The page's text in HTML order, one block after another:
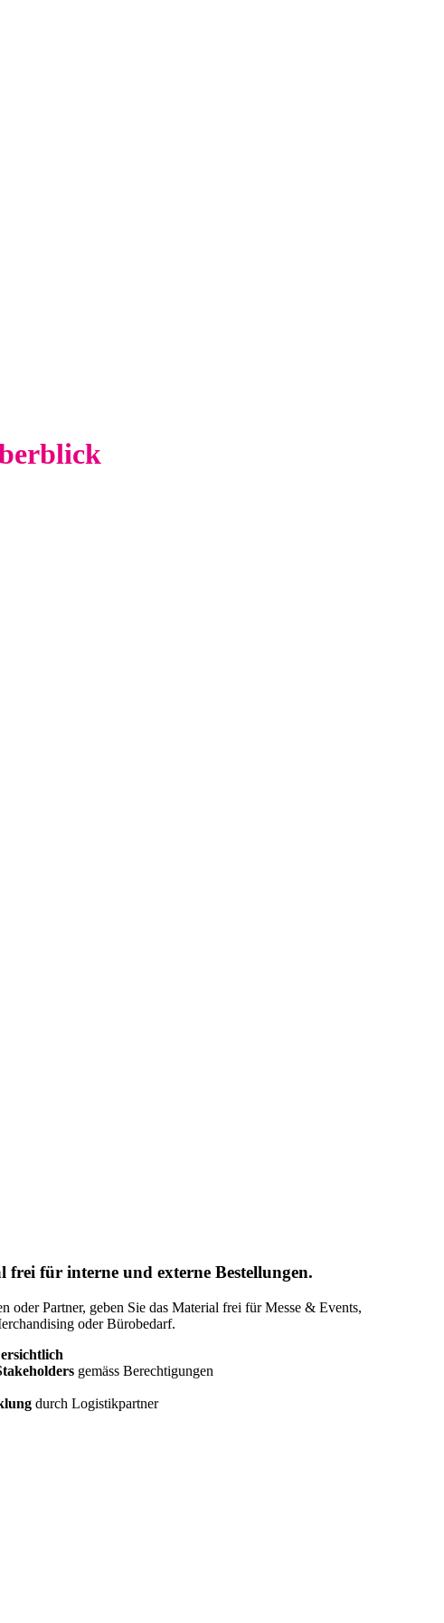
frei für interne und externe Bestellungen.
oder Partner, geben Sie das Material frei für Messe & Events,
oder Bürobedarf.
gemäss Berechtigungen
durch Logistikpartner